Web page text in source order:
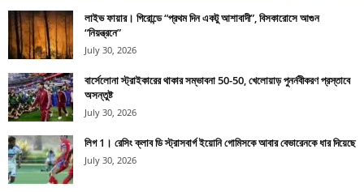
লাইভ ফায়ার। গিরোন্ডে “প্রথম দিন একটু আশাবাদী”, বিসকারোসে আগুন
“নিয়ন্ত্রনে”
July 30, 2026
বার্সেলোনা স্ট্রাইকারের থাকার সম্ভাবনা 50-50, খেলোয়াড় পুনর্নবীকরণ প্রস্তাবে
অসন্তুষ্ট
July 30, 2026
লিগ 1। রেসিং ক্লাব ডি স্ট্রাসবার্গ ইয়োনি গোমিসকে আবার বেভারেনকে ধার দিয়েছে
July 30, 2026